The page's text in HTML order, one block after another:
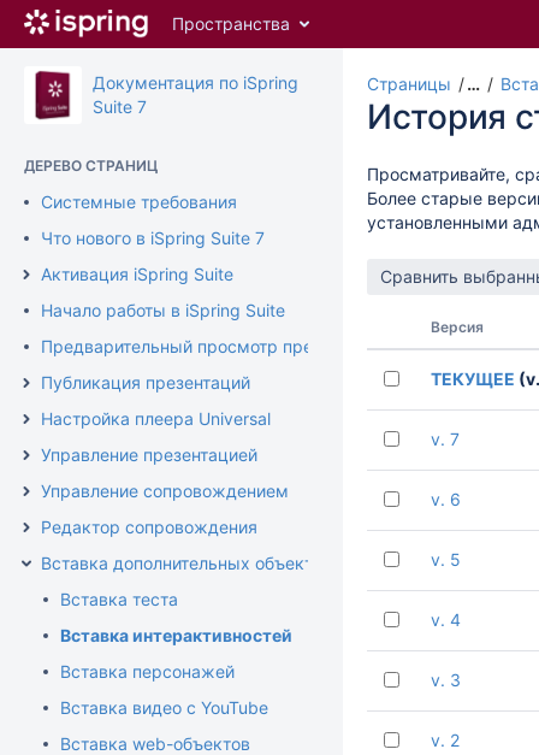
Перейти
содержимому
assistive.skiplink.to.breadcrumbs
assistive.skiplink.to.quick.search
Пространства
Документация по iSpring
Suite 7
ДЕРЕВО СТРАНИЦ
Системные требования
Что нового в iSpring Suite 7
Активация iSpring Suite
Начало работы в iSpring Suite
Предварительный просмотр презентации
Публикация презентаций
Настройка плеера Universal
Управление презентацией
Управление сопровождением
Редактор сопровождения
Вставка дополнительных объектов
Вставка теста
Вставка интерактивностей
Вставка персонажей
Вставка видео с YouTube
Вставка web-объектов
Страницы …
История
Просматривайте,
Более старые
установленными
Версия
ТЕКУЩЕЕ
v. 7
v. 6
v. 5
v. 4
v. 3
v. 2